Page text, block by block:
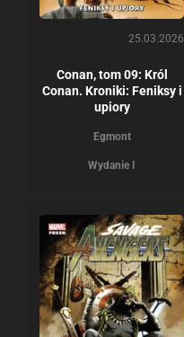
25.03.2026
Conan, tom 09: Król
Conan. Kroniki: Feniksy i
upiory
Egmont
Wydanie I